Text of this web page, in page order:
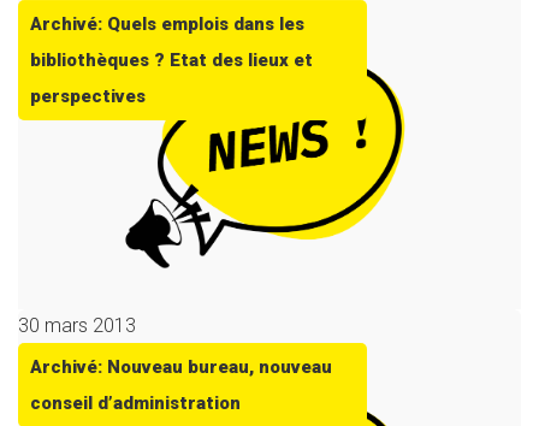
Archivé: Quels emplois dans les
bibliothèques ? Etat des lieux et
perspectives
30 mars 2013
Archivé: Nouveau bureau, nouveau
conseil d’administration